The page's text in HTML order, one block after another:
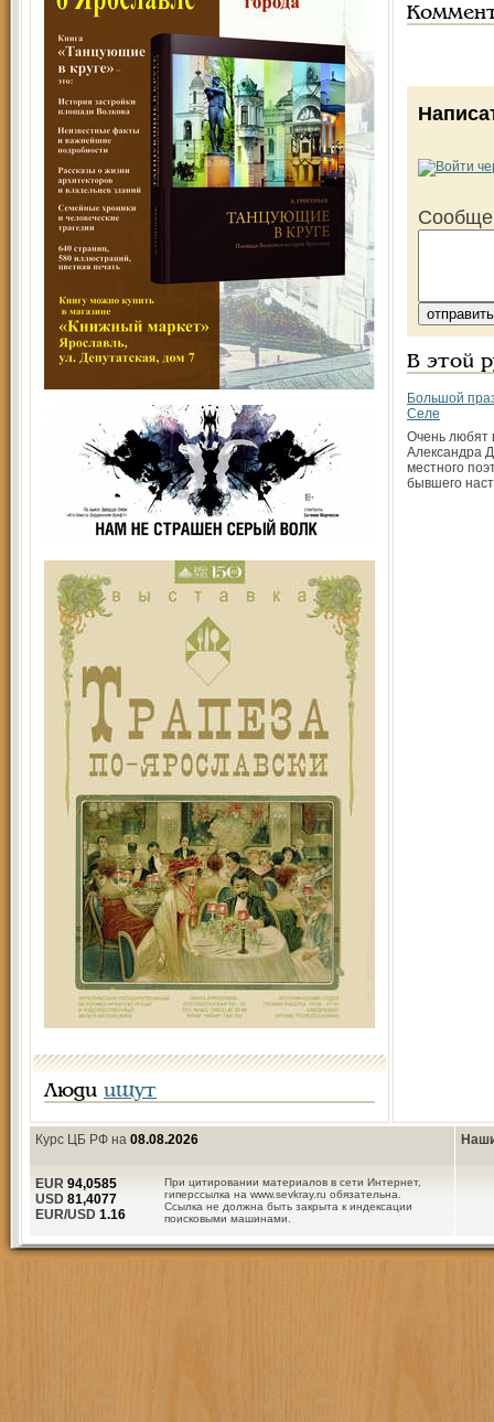
Люди ищут
В этой
Большой
Селе
Очень любят
Александра
местного
бывшего
Курс ЦБ РФ на 08.08.2026
При цитировании материалов в сети Интернет,
гиперссылка на www.sevkray.ru обязательна.
Ссылка не должна быть закрыта к индексации
поисковыми машинами.
EUR 94,0585
USD 81,4077
EUR/USD 1.16